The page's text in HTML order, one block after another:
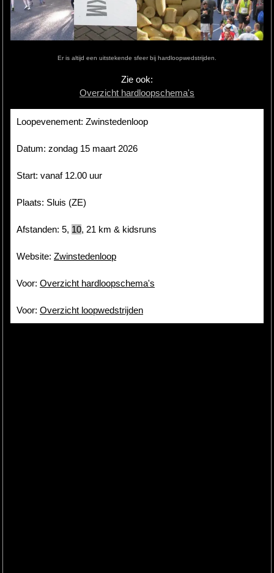
Hardlopen
Site
Er is altijd een uitstekende sfeer bij hardloopwedstrijden.
Zie ook:
Overzicht hardloopschema's
Loopevenement: Zwinstedenloop
Datum: zondag 15 maart 2026
Start: vanaf 12.00 uur
Plaats: Sluis (ZE)
Afstanden: 5, 10, 21 km & kidsruns
Website: Zwinstedenloop
Voor: Overzicht hardloopschema's
Voor: Overzicht loopwedstrijden